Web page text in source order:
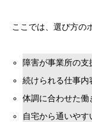
ここでは、選び方の
障害が事業所の支
続けられる仕事内
体調に合わせた働
自宅から通いやす